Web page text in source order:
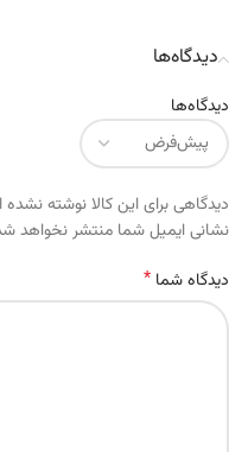
دیدگاه‌ها
دیدگاه‌ها
دیدگاهی برای این کالا نوشته
نشانی ایمیل شما منتشر نخواهد
دیدگاه شما *
Alternative: